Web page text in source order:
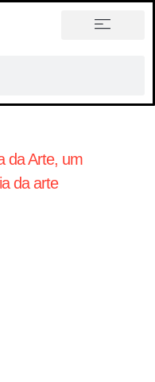
da Arte, um
da arte